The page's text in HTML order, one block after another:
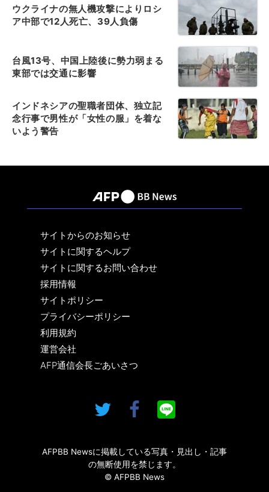
ウクライナの無人機攻撃によりロシ
ア中部で12人死亡、39人負傷
台風13号、中国上陸後に勢力弱まる
東部では交通に影響
インドネシアの聖職者団体、独立記
念行事で男性が「女性の服」を着な
いよう警告
サイトからのお知らせ
サイトに関するヘルプ
サイトに関するお問い合わせ
採用情報
サイトポリシー
プライバシーポリシー
利用規約
運営会社
AFP通信会長ごあいさつ
AFPBB Newsに掲載している写真・見出し・記事
の無断使用を禁じます。
© AFPBB News